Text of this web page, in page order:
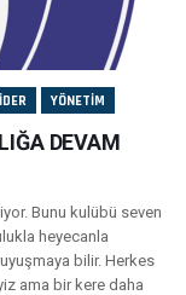
YÖNETIM
DEVAM
Bunu kulübü seven
heyecanla
bilir. Herkes
ama bir kere daha